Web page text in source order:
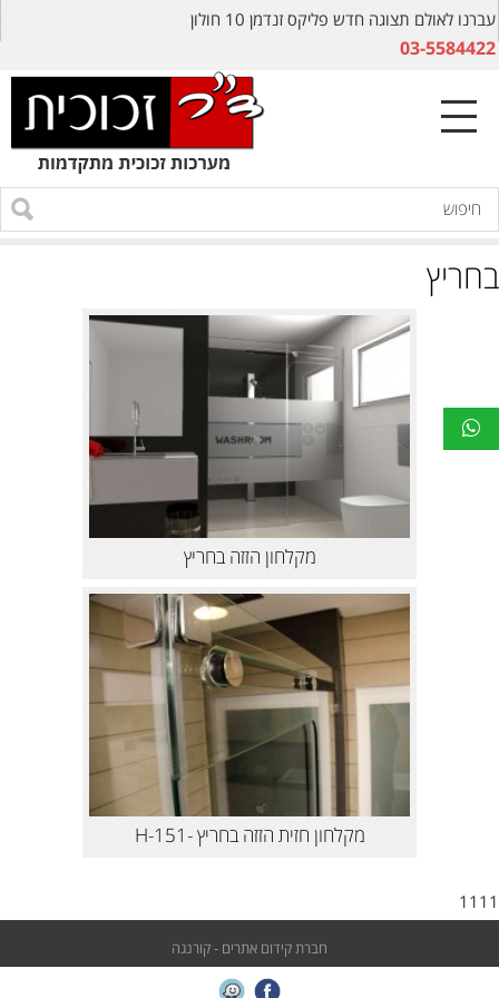
עברנו לאולם תצוגה חדש פליקס זנדמן 10 חולון
03-5584422
בחריץ
מקלחון הזזה בחריץ
מקלחון חזית הזזה בחריץ -H-151
1111
חברת קידום אתרים - קורנגה